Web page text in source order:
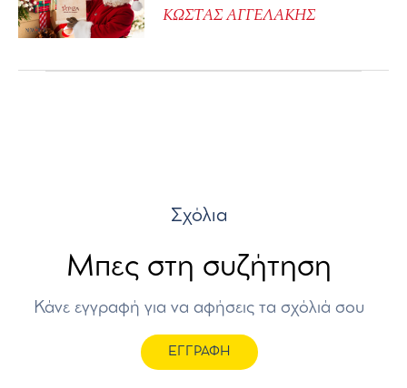
ΚΩΣΤΑΣ ΑΓΓΕΛΑΚΗΣ
Σχόλια
Μπες στη συζήτηση
Κάνε εγγραφή για να αφήσεις τα σχόλιά σου
ΕΓΓΡΑΦΗ